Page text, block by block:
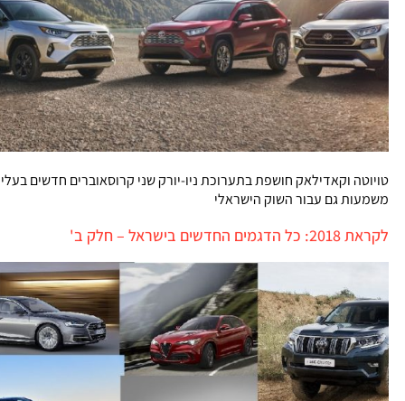
טויוטה וקאדילאק חושפת בתערוכת ניו-יורק שני קרוסאוברים חדשים בעלי
משמעות גם עבור השוק הישראלי
לקראת 2018: כל הדגמים החדשים בישראל – חלק ב'